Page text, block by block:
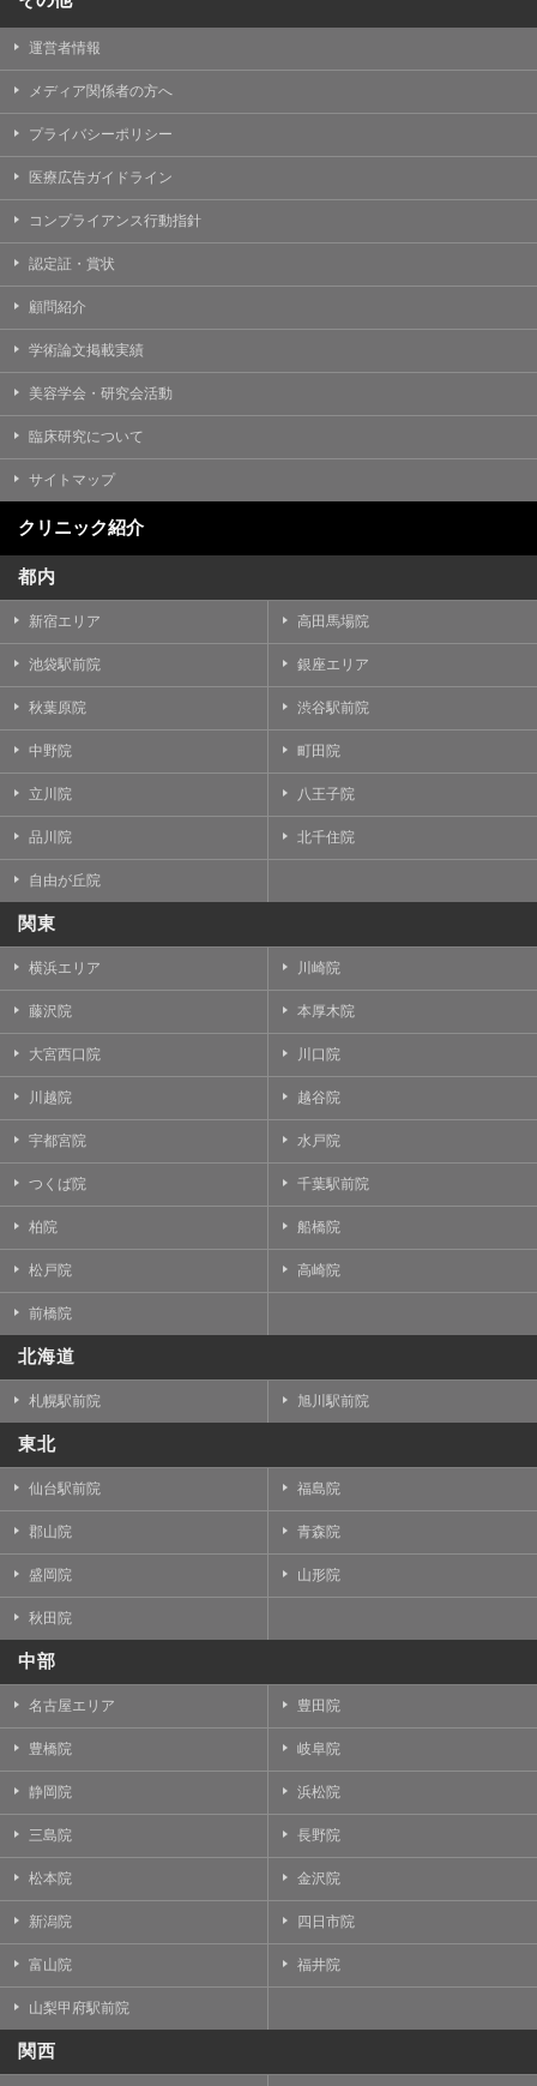
運営者情報
メディア関係者の方へ
プライバシーポリシー
医療広告ガイドライン
コンプライアンス行動指針
認定証・賞状
顧問紹介
学術論文掲載実績
美容学会・研究会活動
臨床研究について
サイトマップ
クリニック紹介
都内
新宿エリア 高田馬場院
池袋駅前院 銀座エリア
秋葉原院 渋谷駅前院
中野院 町田院
立川院 八王子院
品川院 北千住院
自由が丘院
関東
横浜エリア 川崎院
藤沢院 本厚木院
大宮西口院 川口院
川越院 越谷院
宇都宮院 水戸院
つくば院 千葉駅前院
柏院 船橋院
松戸院 高崎院
前橋院
北海道
札幌駅前院 旭川駅前院
東北
仙台駅前院 福島院
郡山院 青森院
盛岡院 山形院
秋田院
中部
名古屋エリア 豊田院
豊橋院 岐阜院
静岡院 浜松院
三島院 長野院
松本院 金沢院
新潟院 四日市院
富山院 福井院
山梨甲府駅前院
関西